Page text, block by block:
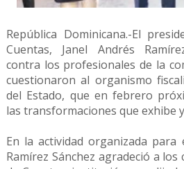
República Dominicana.-El
Cuentas, Janel Andrés
contra los profesionales de la
cuestionaron al organismo
del Estado, que en febrero
las transformaciones que exhibe
En la actividad organizada para
Ramírez Sánchez agradeció a